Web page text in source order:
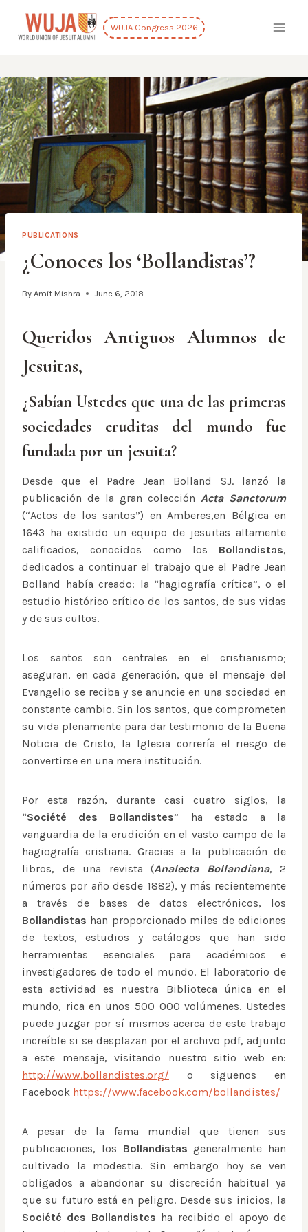
content
WUJA Congress 2026
PUBLICATIONS
¿Conoces los ‘Bollandistas’?
By Amit Mishra June 6, 2018
Queridos Antiguos Alumnos de
Jesuitas,
¿Sabían Ustedes que una de las primeras
sociedades eruditas del mundo fue
fundada por un jesuita?
Desde que el Padre Jean Bolland SJ. lanzó la
publicación de la gran colección Acta Sanctorum
(“Actos de los santos”) en Amberes,en Bélgica en
1643 ha existido un equipo de jesuitas altamente
calificados, conocidos como los Bollandistas,
dedicados a continuar el trabajo que el Padre Jean
Bolland había creado: la “hagiografía crítica”, o el
estudio histórico crítico de los santos, de sus vidas
y de sus cultos.
Los santos son centrales en el cristianismo;
aseguran, en cada generación, que el mensaje del
Evangelio se reciba y se anuncie en una sociedad en
constante cambio. Sin los santos, que comprometen
su vida plenamente para dar testimonio de la Buena
Noticia de Cristo, la Iglesia correría el riesgo de
convertirse en una mera institución.
Por esta razón, durante casi cuatro siglos, la
“Société des Bollandistes” ha estado a la
vanguardia de la erudición en el vasto campo de la
hagiografía cristiana. Gracias a la publicación de
libros, de una revista (Analecta Bollandiana, 2
números por año desde 1882), y más recientemente
a través de bases de datos electrónicos, los
Bollandistas han proporcionado miles de ediciones
de textos, estudios y catálogos que han sido
herramientas esenciales para académicos e
investigadores de todo el mundo. El laboratorio de
esta actividad es nuestra Biblioteca única en el
mundo, rica en unos 500 000 volúmenes. Ustedes
puede juzgar por sí mismos acerca de este trabajo
increíble si se desplazan por el archivo pdf, adjunto
a este mensaje, visitando nuestro sitio web en:
http://www.bollandistes.org/ o siguenos en
Facebook https://www.facebook.com/bollandistes/
A pesar de la fama mundial que tienen sus
publicaciones, los Bollandistas generalmente han
cultivado la modestia. Sin embargo hoy se ven
obligados a abandonar su discreción habitual ya
que su futuro está en peligro. Desde sus inicios, la
Société des Bollandistes ha recibido el apoyo de